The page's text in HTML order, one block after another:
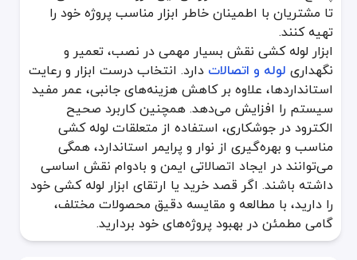
تا مشتریان با اطمینان خاطر ابزار مناسب پروژه خود را
تهیه کنند.
ابزار لوله کشی نقش بسیار مهمی در نصب، تعمیر و
نگهداری لوله و اتصالات دارد. انتخاب درست ابزار و رعایت
استانداردها، علاوه بر کاهش هزینه‌های جانبی، عمر مفید
سیستم را افزایش می‌دهد. همچنین کاربرد صحیح
الکترود در جوشکاری، استفاده از متعلقات لوله کشی
مناسب و بهره‌گیری از نوار و پرایمر استاندارد، همگی
می‌توانند در ایجاد اتصالاتی ایمن و بادوام نقش اساسی
داشته باشند. اگر قصد خرید یا ارتقای ابزار لوله کشی خود
را دارید، با مطالعه و مقایسه دقیق محصولات مختلف،
گامی مطمئن در بهبود پروژه‌های خود بردارید.